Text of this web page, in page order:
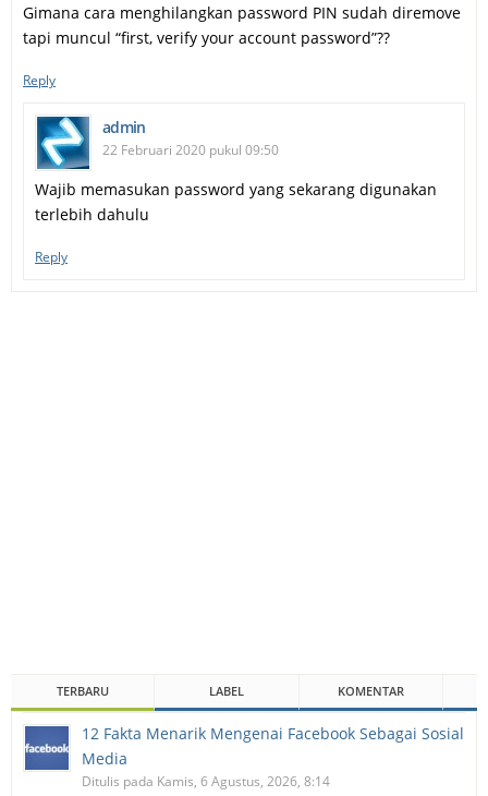
Gimana cara menghilangkan password PIN sudah diremove
tapi muncul “first, verify your account password”??
Reply
admin
22 Februari 2020 pukul 09:50
Wajib memasukan password yang sekarang digunakan
terlebih dahulu
Reply
TERBARU LABEL KOMENTAR
12 Fakta Menarik Mengenai Facebook Sebagai Sosial
Media
Ditulis pada Kamis, 6 Agustus, 2026, 8:14